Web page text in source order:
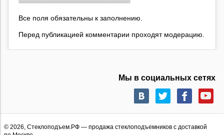
Все поля обязательны к заполнению.
Перед публикацией комментарии проходят модерацию.
Мы в социальных сетях
© 2026, Стеклоподъем.РФ — продажа стеклоподъемников с доставкой